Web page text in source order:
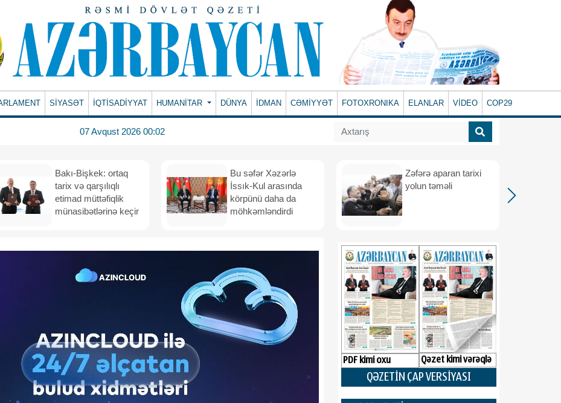
SİYASƏT İQTİSADİYYAT HUMANITAR DÜNYA İDMAN CƏMİYYƏT FOTOXRONIKA ELANLAR VİDEO COP29
07 Avqust 2026 00:02
Bakı-Bişkek: ortaq
tarix və qarşılıqlı
etimad müttəfiqlik
münasibətlərinə keçir
Bu səfər Xəzərlə
İssık-Kul arasında
körpünü daha da
möhkəmləndirdi
Zəfərə aparan tarixi
yolun təməli
PDF kimi oxu Qəzet kimi vərəqlə
QƏZETİN ÇAP VERSİYASI